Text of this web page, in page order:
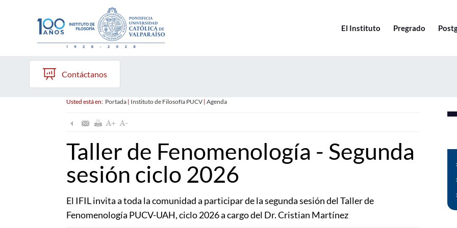
El Instituto Pregrado
Contáctanos
Usted está en: Portada| Instituto de Filosofía PUCV| Agenda
Taller de Fenomenología - Segunda
sesión ciclo 2026
El IFIL invita a toda la comunidad a participar de la segunda sesión del Taller de
Fenomenología PUCV-UAH, ciclo 2026 a cargo del Dr. Cristian Martínez